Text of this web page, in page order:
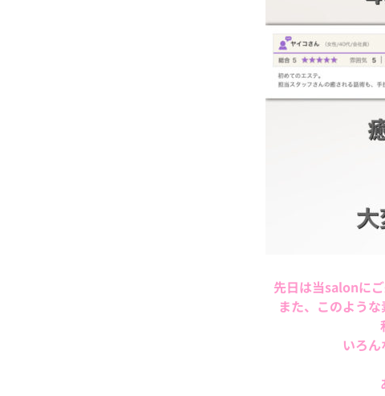
先日は当salonに
また、このよう
いろ